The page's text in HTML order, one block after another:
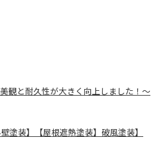
観と耐久性が大きく向上しました！～
装】【屋根遮熱塗装】破風塗装】